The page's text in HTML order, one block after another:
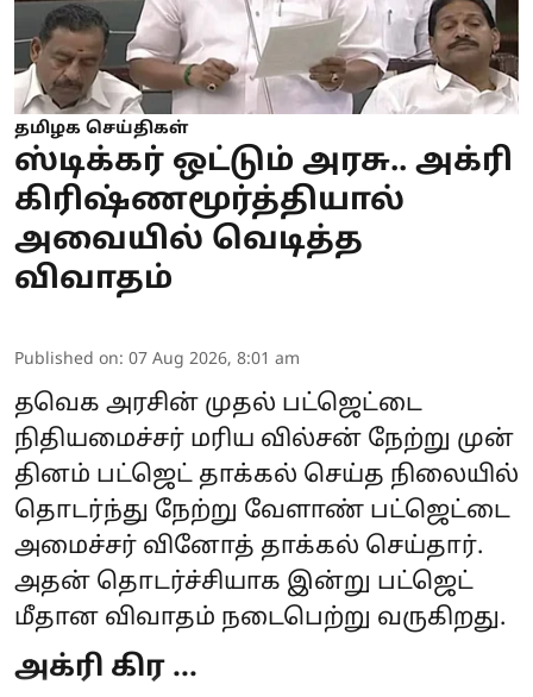
தமிழக செய்திகள்
ஸ்டிக்கர் ஒட்டும் அரசு.. அக்ரி
கிரிஷ்ணமூர்த்தியால்
அவையில் வெடித்த
விவாதம்
Published on: 07 Aug 2026, 8:01 am
தவெக அரசின் முதல் பட்ஜெட்டை
நிதியமைச்சர் மரிய வில்சன் நேற்று முன்
தினம் பட்ஜெட் தாக்கல் செய்த நிலையில்
தொடர்ந்து நேற்று வேளாண் பட்ஜெட்டை
அமைச்சர் வினோத் தாக்கல் செய்தார்.
அதன் தொடர்ச்சியாக இன்று பட்ஜெட்
மீதான விவாதம் நடைபெற்று வருகிறது.
அக்ரி கிர ...